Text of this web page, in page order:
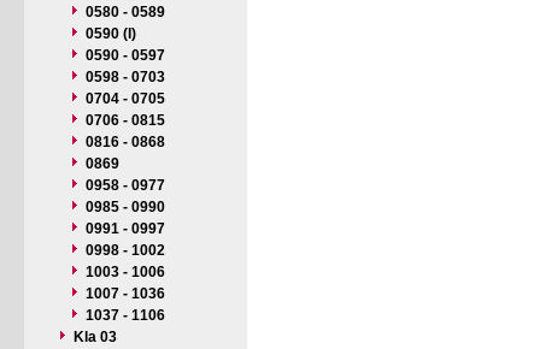
0580 - 0589
0590 (I)
0590 - 0597
0598 - 0703
0704 - 0705
0706 - 0815
0816 - 0868
0869
0958 - 0977
0985 - 0990
0991 - 0997
0998 - 1002
1003 - 1006
1007 - 1036
1037 - 1106
Kla 03